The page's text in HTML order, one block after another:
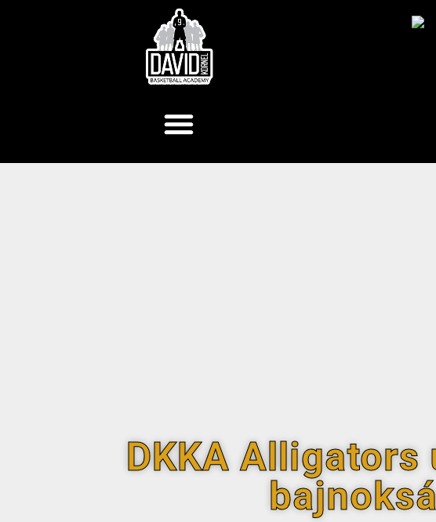
DKKA Alligators